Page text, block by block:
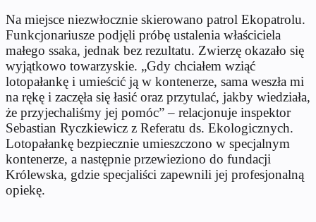
Na miejsce niezwłocznie skierowano patrol Ekopatrolu.
Funkcjonariusze podjęli próbę ustalenia właściciela
małego ssaka, jednak bez rezultatu. Zwierzę okazało się
wyjątkowo towarzyskie. „Gdy chciałem wziąć
lotopałankę i umieścić ją w kontenerze, sama weszła mi
na rękę i zaczęła się łasić oraz przytulać, jakby wiedziała,
że przyjechaliśmy jej pomóc”– relacjonuje inspektor
Sebastian Ryczkiewicz z Referatu ds. Ekologicznych.
Lotopałankę bezpiecznie umieszczono w specjalnym
kontenerze, a następnie przewieziono do fundacji
Królewska, gdzie specjaliści zapewnili jej profesjonalną
opiekę.